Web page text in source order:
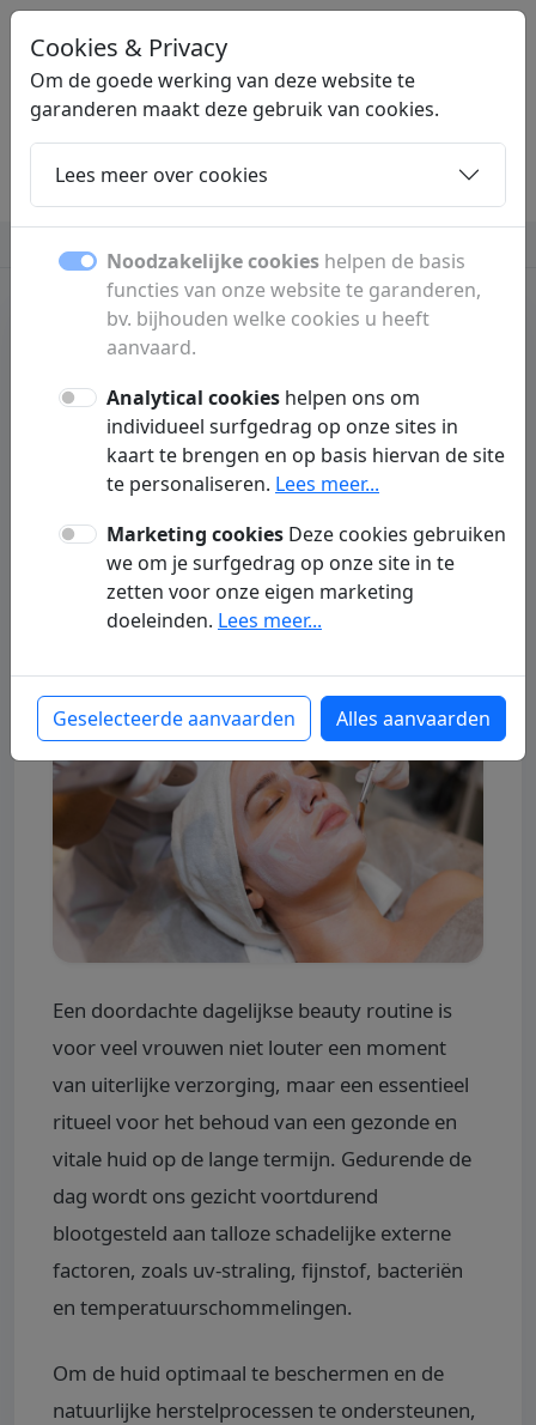
LINKPLEK.NL
Home Dochters Contact
Beauty en verzorging
De Wetenschap achter
een Effectieve
Dagelijkse Beauty
Routine
Gast 16 June 2026 Beauty en verzorging
Een doordachte dagelijkse beauty routine is
voor veel vrouwen niet louter een moment
van uiterlijke verzorging, maar een essentieel
ritueel voor het behoud van een gezonde en
vitale huid op de lange termijn. Gedurende de
dag wordt ons gezicht voortdurend
blootgesteld aan talloze schadelijke externe
factoren, zoals uv-straling, fijnstof, bacteriën
en temperatuurschommelingen.
Om de huid optimaal te beschermen en de
natuurlijke herstelprocessen te ondersteunen,
Cookies & Privacy
Om de goede werking van deze website te
garanderen maakt deze gebruik van cookies.
Lees meer over cookies
Noodzakelijke cookies helpen de basis
functies van onze website te garanderen,
bv. bijhouden welke cookies u heeft
aanvaard.
Analytical cookies helpen ons om
individueel surfgedrag op onze sites in
kaart te brengen en op basis hiervan de site
te personaliseren. Lees meer...
Marketing cookies Deze cookies gebruiken
we om je surfgedrag op onze site in te
zetten voor onze eigen marketing
doeleinden. Lees meer...
Geselecteerde aanvaarden Alles aanvaarden